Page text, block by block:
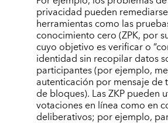
privacidad pueden
herramientas como las
conocimiento cero (ZPK, por
cuyo objetivo es verificar o
identidad sin recopilar datos
participantes (por ejemplo,
autenticación por mensaje de
de bloques). Las ZKP pueden
votaciones en línea como en
deliberativos; por ejemplo,